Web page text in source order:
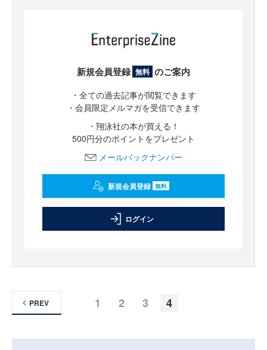
新規会員登録 無料 のご案内
・全ての過去記事が閲覧できます
・会員限定メルマガを受信できます
・翔泳社の本が買える！
500円分のポイントをプレゼント
メールバックナンバー
新規会員登録 無料
ログイン
1 2 3 4
PREV